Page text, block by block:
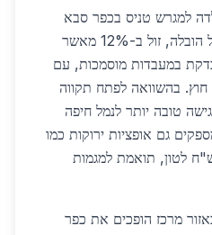
100 טון פלדה למגרש טניס בכפר סבא
תעלה 580,000 ש"ח כולל הובלה, זול ב-12% מאשר
במעבדות מוסמכות, עם
בתנאי חוץ. בהשוואה לפתח תקווה
טובה יותר לנמל חיפה
גם אופציות ירוקות כמו
ממוחזרת ב-5,200 ש"ח לטון, תואמת למגמות
מרכז הופכים את כפר